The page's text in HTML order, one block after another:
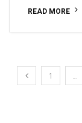
READ MORE
1